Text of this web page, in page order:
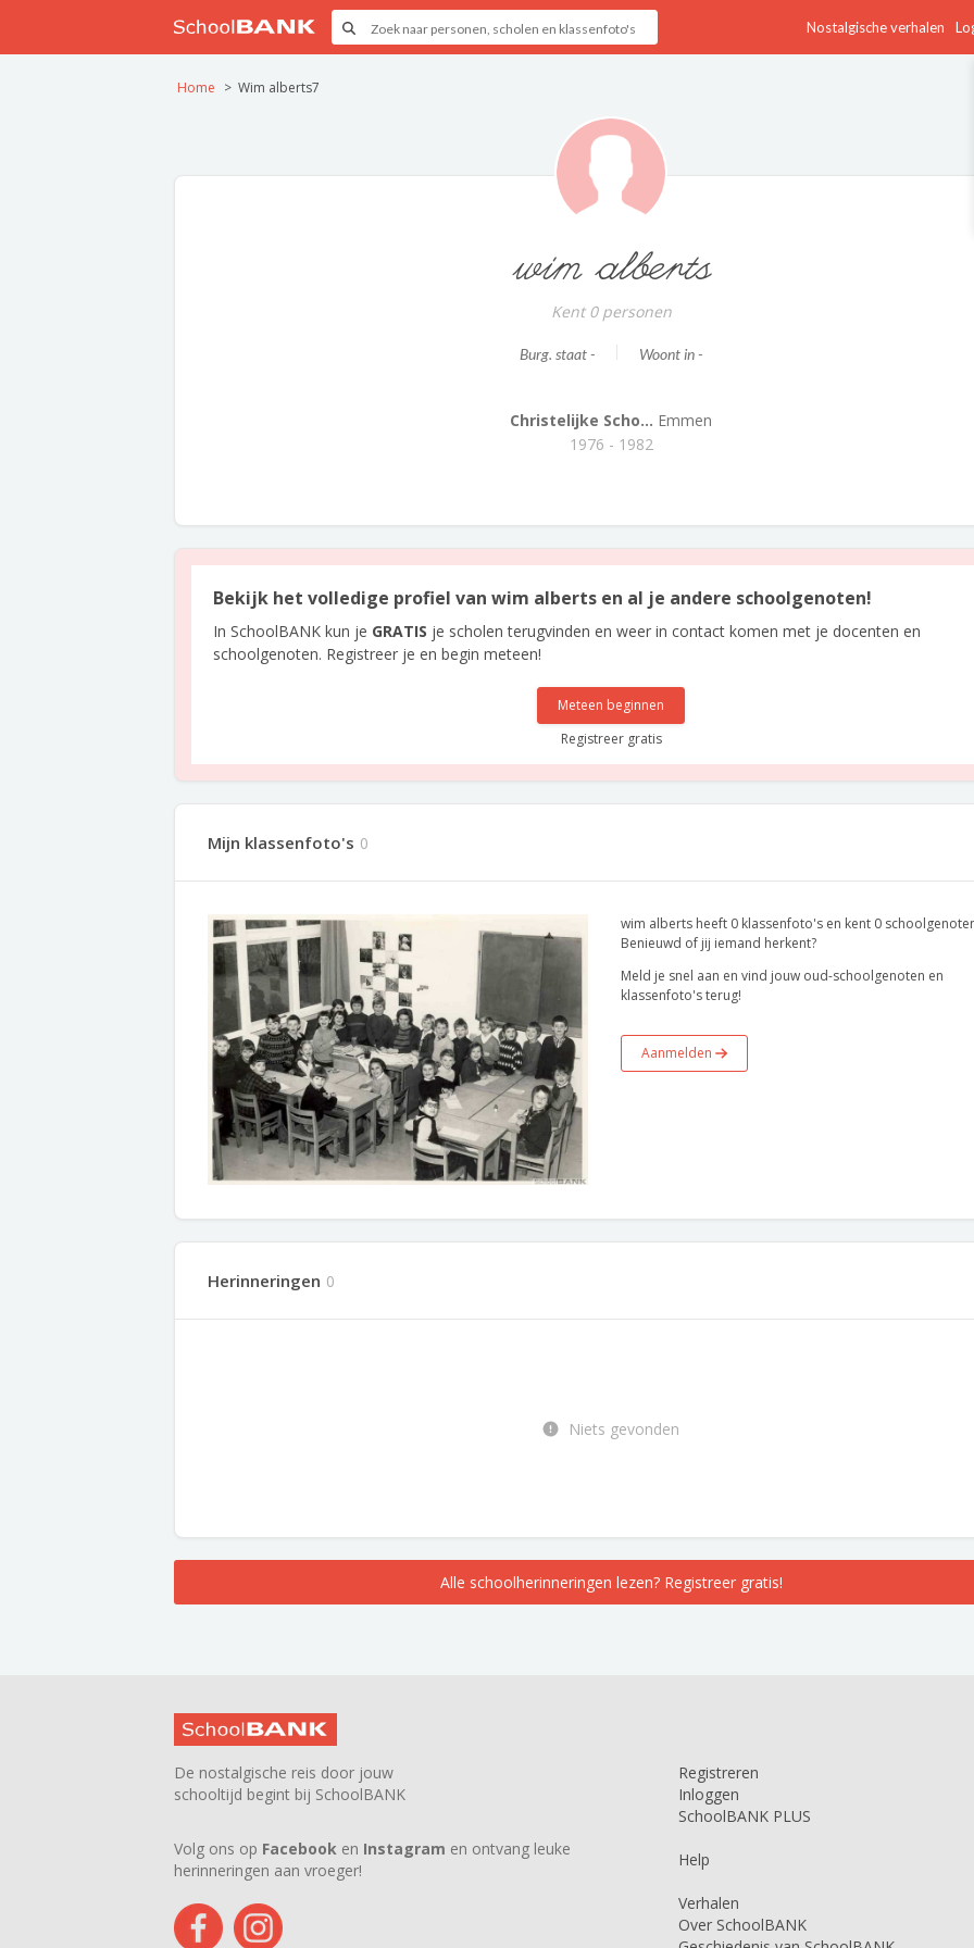
Nostalgische verhalen
Home Wim alberts7
wim alberts
Kent 0 personen
Burg. staat - Woont in -
Christelijke Scho... Emmen
1976 - 1982
Bekijk het volledige profiel van wim alberts en al je andere schoolgenoten!
In SchoolBANK kun je GRATIS je scholen terugvinden en weer in contact komen met je docenten en
schoolgenoten. Registreer je en begin meteen!
Meteen beginnen
Registreer gratis
Mijn klassenfoto's 0
wim alberts heeft 0 klassenfoto's en kent 0
Benieuwd of jij iemand herkent?
Meld je snel aan en vind jouw oud-schoolgenoten en
klassenfoto's terug!
Aanmelden
Herinneringen 0
Niets gevonden
Alle schoolherinneringen lezen? Registreer gratis!
De nostalgische reis door jouw
schooltijd begint bij SchoolBANK
Volg ons op Facebook en Instagram en ontvang leuke
herinneringen aan vroeger!
Registreren
Inloggen
SchoolBANK PLUS
Help
Verhalen
Over SchoolBANK